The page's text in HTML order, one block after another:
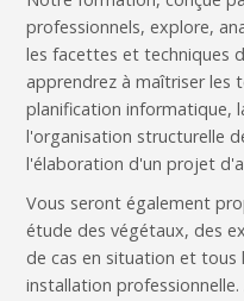
professionnels, explore,
les facettes et techniques
apprendrez à maîtriser les
planification informatique,
l'organisation structurelle
l'élaboration d'un projet
Vous seront également
étude des végétaux, des
de cas en situation et tous
installation